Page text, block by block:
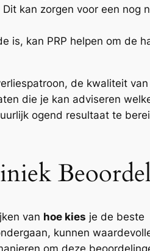
kan zorgen voor een nog
is, kan PRP helpen om de
de kwaliteit
die je kan adviseren
ogend resultaat te
van hoe kies je de beste
kunnen
om deze